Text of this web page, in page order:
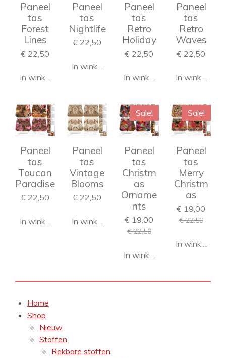
Paneel
tas
Forest
Lines
€ 22,50
In winkelwagen
Paneel
tas
Nightlife
€ 22,50
In winkelwagen
Paneel
tas
Retro
Holiday
€ 22,50
In winkelwagen
Paneel
tas
Retro
Waves
€ 22,50
In
Paneel
tas
Toucan
Paradise
€ 22,50
In winkelwagen
Paneel
tas
Vintage
Blooms
€ 22,50
In winkelwagen
Sale!
Paneel
tas
Christm
as
Orname
nts
€ 19,00
€ 22,50
In winkelwagen
Sale!
Paneel
tas
Merry
Christm
as
€ 19,00
€ 22,50
In
Home
Shop
Nieuw
Stoffen
Rekbare stoffen